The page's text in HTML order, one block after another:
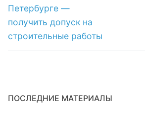
Петербурге —
получить допуск на
строительные работы
ПОСЛЕДНИЕ МАТЕРИАЛЫ